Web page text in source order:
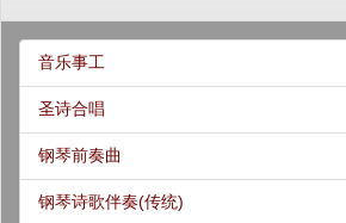
音乐事工
圣诗合唱
钢琴前奏曲
钢琴诗歌伴奏(传统)